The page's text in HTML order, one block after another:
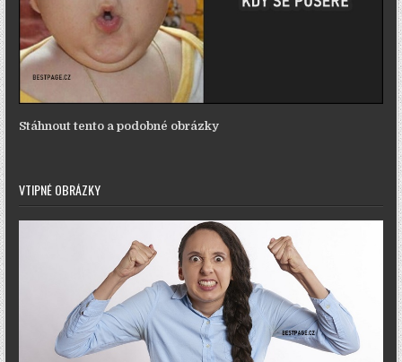
Stáhnout tento a podobné obrázky
VTIPNÉ OBRÁZKY